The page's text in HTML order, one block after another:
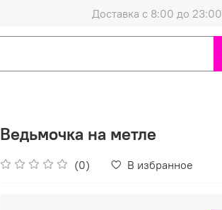
Доставка с 8:00 до 23:00
Ведьмочка на метле
(0) В избранное